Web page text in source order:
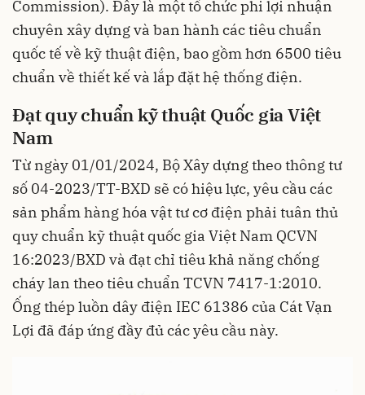
Commission). Đây là một tổ chức phi lợi nhuận
chuyên xây dựng và ban hành các tiêu chuẩn
quốc tế về kỹ thuật điện, bao gồm hơn 6500 tiêu
chuẩn về thiết kế và lắp đặt hệ thống điện.
Đạt quy chuẩn kỹ thuật Quốc gia Việt
Nam
Từ ngày 01/01/2024, Bộ Xây dựng theo thông tư
số 04-2023/TT-BXD sẽ có hiệu lực, yêu cầu các
sản phẩm hàng hóa vật tư cơ điện phải tuân thủ
quy chuẩn kỹ thuật quốc gia Việt Nam QCVN
16:2023/BXD và đạt chỉ tiêu khả năng chống
cháy lan theo tiêu chuẩn TCVN 7417-1:2010.
Ống thép luồn dây điện IEC 61386 của Cát Vạn
Lợi đã đáp ứng đầy đủ các yêu cầu này.